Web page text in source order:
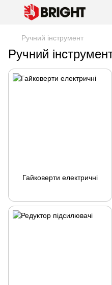
Ручний інструмент
Ручний
Гайковерти електричні